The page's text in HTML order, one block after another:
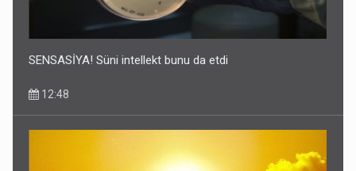
SENSASİYA! Süni intellekt bunu da etdi
12:48